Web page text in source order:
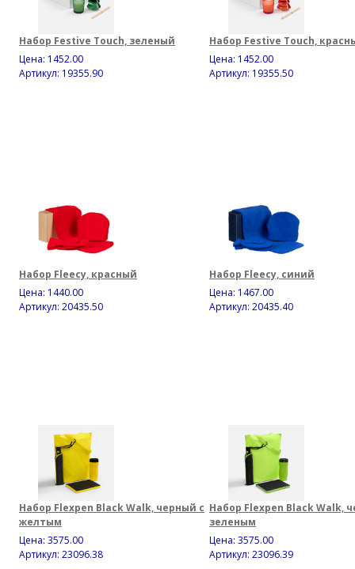
Набор Festive Touch, зеленый
Цена: 1452.00
Артикул: 19355.90
Набор Festive Touch,
Цена: 1452.00
Артикул: 19355.50
Набор Fleecy, красный
Цена: 1440.00
Артикул: 20435.50
Набор Fleecy, синий
Цена: 1467.00
Артикул: 20435.40
Набор Flexpen Black Walk, черный с
желтым
Цена: 3575.00
Артикул: 23096.38
Набор Flexpen Black Walk,
зеленым
Цена: 3575.00
Артикул: 23096.39